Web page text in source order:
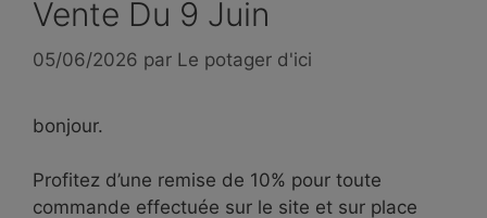
Vente Du 9 Juin
05/06/2026 par Le potager d'ici
bonjour.
Profitez d’une remise de 10% pour toute
commande effectuée sur le site et sur place